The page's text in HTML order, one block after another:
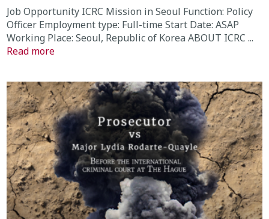
Job Opportunity ICRC Mission in Seoul Function: Policy
Officer Employment type: Full-time Start Date: ASAP
Working Place: Seoul, Republic of Korea ABOUT ICRC ...
Read more